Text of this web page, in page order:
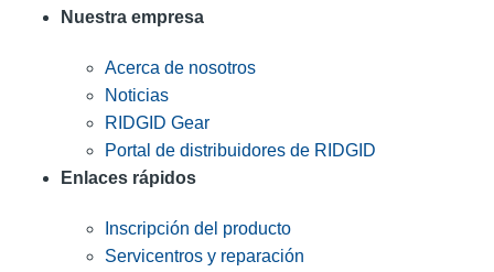
Nuestra empresa
Acerca de nosotros
Noticias
RIDGID Gear
Portal de distribuidores de RIDGID
Enlaces rápidos
Inscripción del producto
Servicentros y reparación